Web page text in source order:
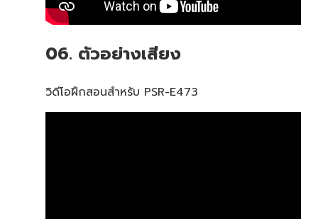
06. ตัวอย่างเสียง
วิดีโอฝึกสอนสำหรับ PSR-E473